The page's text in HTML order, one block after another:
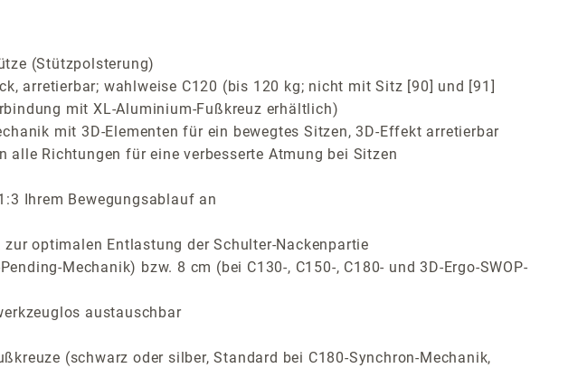
(Stützpolsterung)
arretierbar; wahlweise C120 (bis 120 kg; nicht mit Sitz [90] und [91]
mit XL-Aluminium-Fußkreuz erhältlich)
mit 3D-Elementen für ein bewegtes Sitzen, 3D-Effekt arretierbar
alle Richtungen für eine verbesserte Atmung bei Sitzen
Ihrem Bewegungsablauf an
optimalen Entlastung der Schulter-Nackenpartie
Mechanik) bzw. 8 cm (bei C130-, C150-, C180- und 3D-Ergo-SWOP-
austauschbar
(schwarz oder silber, Standard bei C180-Synchron-Mechanik,